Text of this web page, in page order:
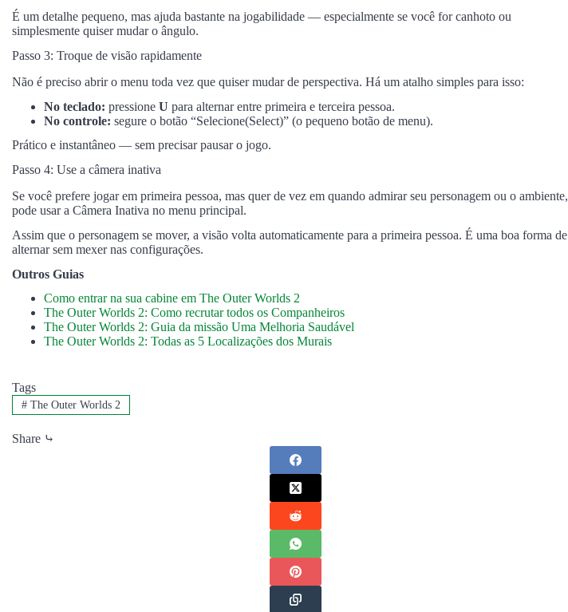
É um detalhe pequeno, mas ajuda bastante na jogabilidade — especialmente se você for canhoto ou
simplesmente quiser mudar o ângulo.
Passo 3: Troque de visão rapidamente
Não é preciso abrir o menu toda vez que quiser mudar de perspectiva. Há um atalho simples para isso:
No teclado: pressione U para alternar entre primeira e terceira pessoa.
No controle: segure o botão “Selecione(Select)” (o pequeno botão de menu).
Prático e instantâneo — sem precisar pausar o jogo.
Passo 4: Use a câmera inativa
Se você prefere jogar em primeira pessoa, mas quer de vez em quando admirar seu personagem ou o ambiente,
pode usar a Câmera Inativa no menu principal.
Assim que o personagem se mover, a visão volta automaticamente para a primeira pessoa. É uma boa forma de
alternar sem mexer nas configurações.
Outros Guias
Como entrar na sua cabine em The Outer Worlds 2
The Outer Worlds 2: Como recrutar todos os Companheiros
The Outer Worlds 2: Guia da missão Uma Melhoria Saudável
The Outer Worlds 2: Todas as 5 Localizações dos Murais
Tags
#The Outer Worlds 2
Share ⤷